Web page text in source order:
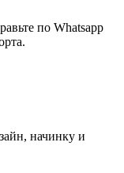
по Whatsapp
начинку и